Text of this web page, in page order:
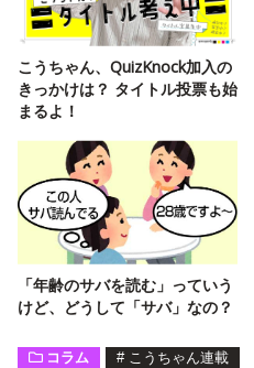
こうちゃん、QuizKnock加入の
きっかけは？ タイトル投票も始
まるよ！
「年齢のサバを読む」っていう
けど、どうして「サバ」なの？
コラム # こうちゃん連載